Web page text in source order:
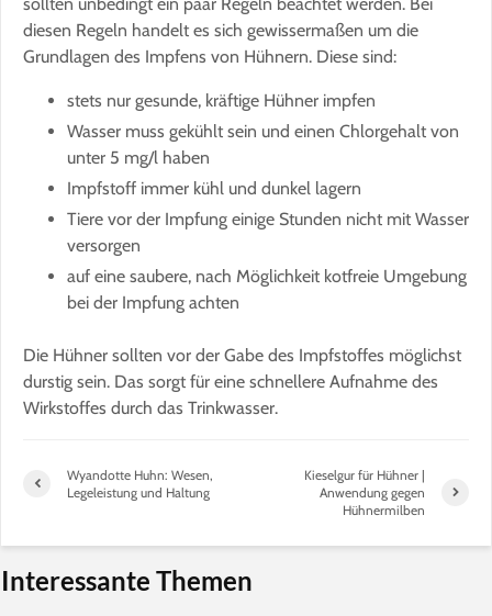
diesen Regeln handelt es sich gewissermaßen um die
Grundlagen des Impfens von Hühnern. Diese sind:
stets nur gesunde, kräftige Hühner impfen
Wasser muss gekühlt sein und einen Chlorgehalt von
unter 5 mg/l haben
Impfstoff immer kühl und dunkel lagern
Tiere vor der Impfung einige Stunden nicht mit Wasser
versorgen
auf eine saubere, nach Möglichkeit kotfreie Umgebung
bei der Impfung achten
Die Hühner sollten vor der Gabe des Impfstoffes möglichst
durstig sein. Das sorgt für eine schnellere Aufnahme des
Wirkstoffes durch das Trinkwasser.
Wyandotte Huhn: Wesen,
Legeleistung und Haltung
Kieselgur für Hühner |
Anwendung gegen
Hühnermilben
Interessante Themen